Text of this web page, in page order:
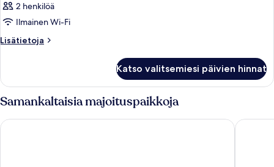
2 henkilöä
Ilmainen Wi-Fi
Lisätietoja
Lisätietoja
Katso valitsemiesi päivien hinnat
Samankaltaisia majoituspaikkoja
Village Hotel Leeds North Holiday